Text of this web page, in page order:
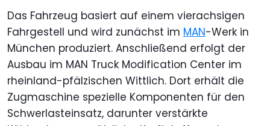
Das Fahrzeug basiert auf einem vierachsigen
Fahrgestell und wird zunächst im MAN-Werk in
München produziert. Anschließend erfolgt der
Ausbau im MAN Truck Modification Center im
rheinland-pfälzischen Wittlich. Dort erhält die
Zugmaschine spezielle Komponenten für den
Schwerlasteinsatz, darunter verstärkte